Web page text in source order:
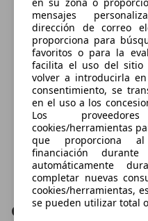
Contactar
mensajes
dirección de correo
proporciona para
favoritos o para la
facilita el uso del
volver a introducirla
consentimiento, se
en el uso a los
Los
cookies/herramientas
que proporciona
financiación
automáticamente
completar nuevas
cookies/herramientas,
se pueden utilizar total